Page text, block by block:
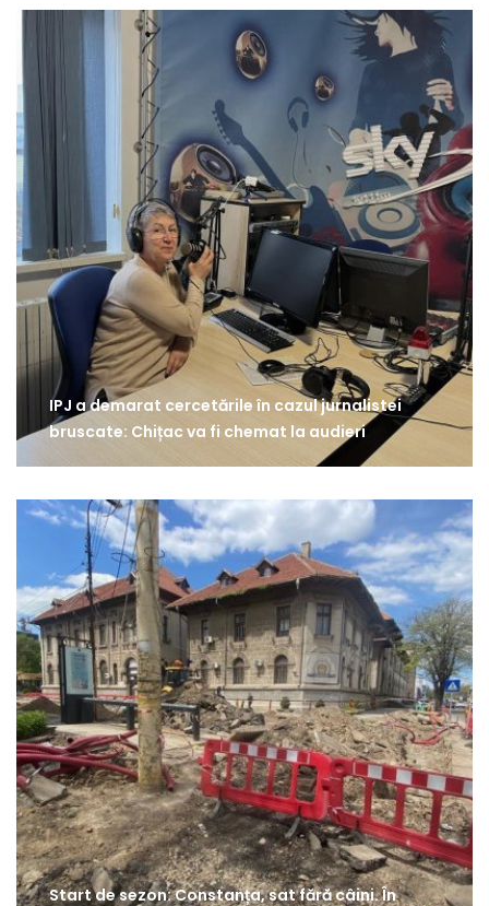
IPJ a demarat cercetările în cazul jurnalistei
bruscate: Chițac va fi chemat la audieri
Start de sezon: Constanța, sat fără câini. În